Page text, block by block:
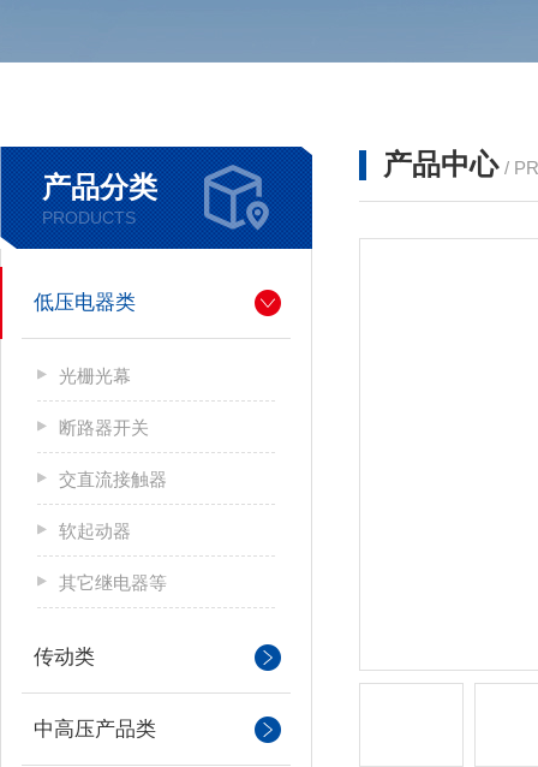
产品分类
PRODUCTS
低压电器类
光栅光幕
断路器开关
交直流接触器
软起动器
其它继电器等
传动类
中高压产品类
产品中心 /